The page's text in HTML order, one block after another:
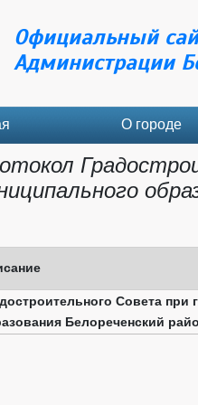
Официальный
Администрации
О городе
Совета при
Белореченский